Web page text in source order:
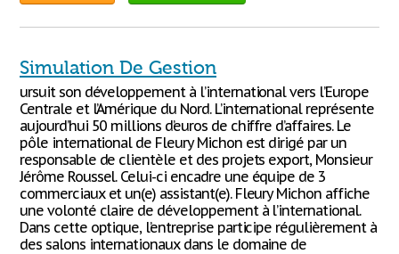
Simulation De Gestion
ursuit son développement à l’international vers l’Europe
Centrale et l’Amérique du Nord. L’international représente
aujourd’hui 50 millions d’euros de chiffre d’affaires. Le
pôle international de Fleury Michon est dirigé par un
responsable de clientèle et des projets export, Monsieur
Jérôme Roussel. Celui-ci encadre une équipe de 3
commerciaux et un(e) assistant(e). Fleury Michon affiche
une volonté claire de développement à l’international.
Dans cette optique, l’entreprise participe régulièrement à
des salons internationaux dans le domaine de